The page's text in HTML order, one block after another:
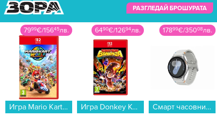
РАЗГЛЕДАЙ БРОШУРАТА
7999€/15645лв.
Игра Mario Kart World (NSW2)...
6490€/12694лв.
Игра Donkey Kong Bananza (NSW2)...
17899€/35008лв.
Смарт часовник Samsung GALAXY WATCH 7 44MM SILVER SM-L310NZSA , 1.47 , 2 , 32GB вградена памет...